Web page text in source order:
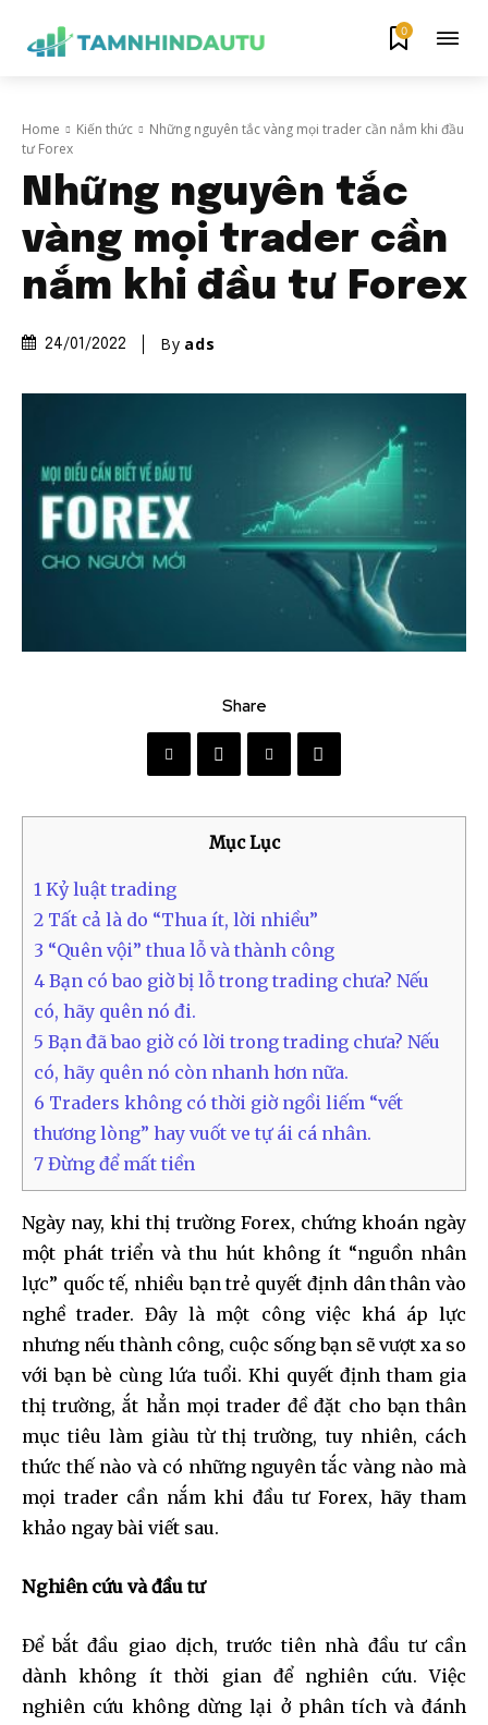
0
Home Kiến thức
Những nguyên tắc vàng mọi trader cần nắm khi đầu
tư Forex
Những nguyên tắc
vàng mọi trader cần
nắm khi đầu tư Forex
24/01/2022 By ads
Share
Mục Lục
1 Kỷ luật trading
2 Tất cả là do “Thua ít, lời nhiều”
3 “Quên vội” thua lỗ và thành công
4 Bạn có bao giờ bị lỗ trong trading chưa? Nếu
có, hãy quên nó đi.
5 Bạn đã bao giờ có lời trong trading chưa? Nếu
có, hãy quên nó còn nhanh hơn nữa.
6 Traders không có thời giờ ngồi liếm “vết
thương lòng” hay vuốt ve tự ái cá nhân.
7 Đừng để mất tiền
Ngày nay, khi thị trường Forex, chứng khoán ngày
một phát triển và thu hút không ít “nguồn nhân
lực” quốc tế, nhiều bạn trẻ quyết định dân thân vào
nghề trader. Đây là một công việc khá áp lực
nhưng nếu thành công, cuộc sống bạn sẽ vượt xa so
với bạn bè cùng lứa tuổi. Khi quyết định tham gia
thị trường, ắt hẳn mọi trader đề đặt cho bạn thân
mục tiêu làm giàu từ thị trường, tuy nhiên, cách
thức thế nào và có những nguyên tắc vàng nào mà
mọi trader cần nắm khi đầu tư Forex, hãy tham
khảo ngay bài viết sau.
Nghiên cứu và đầu tư
Để bắt đầu giao dịch, trước tiên nhà đầu tư cần
dành không ít thời gian để nghiên cứu. Việc
nghiên cứu không dừng lại ở phân tích và đánh